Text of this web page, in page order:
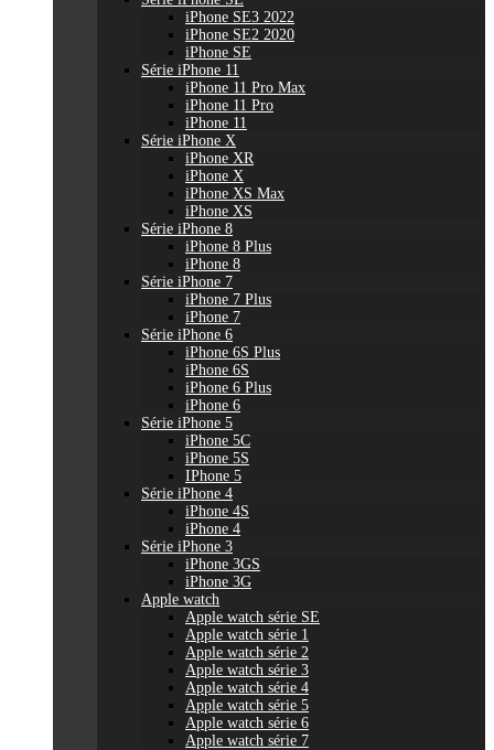
iPhone SE3 2022
iPhone SE2 2020
iPhone SE
Série iPhone 11
iPhone 11 Pro Max
iPhone 11 Pro
iPhone 11
Série iPhone X
iPhone XR
iPhone X
iPhone XS Max
iPhone XS
Série iPhone 8
iPhone 8 Plus
iPhone 8
Série iPhone 7
iPhone 7 Plus
iPhone 7
Série iPhone 6
iPhone 6S Plus
iPhone 6S
iPhone 6 Plus
iPhone 6
Série iPhone 5
iPhone 5C
iPhone 5S
IPhone 5
Série iPhone 4
iPhone 4S
iPhone 4
Série iPhone 3
iPhone 3GS
iPhone 3G
Apple watch
Apple watch série SE
Apple watch série 1
Apple watch série 2
Apple watch série 3
Apple watch série 4
Apple watch série 5
Apple watch série 6
Apple watch série 7